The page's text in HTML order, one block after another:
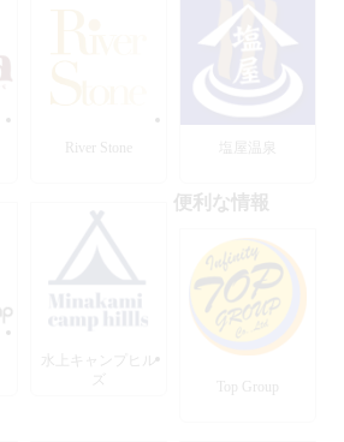
River Stone 塩屋温泉
水上キャンプヒル
便利な情報
Top Group